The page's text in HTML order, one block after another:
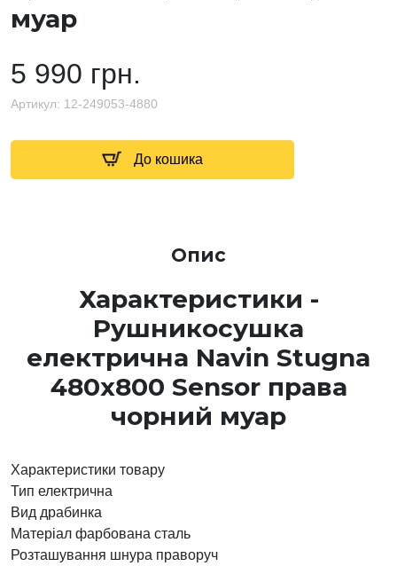
муар
5 990 грн.
Артикул: 12-249053-4880
До кошика
Опис
Характеристики -
Рушникосушка
електрична Navin Stugna
480х800 Sensor права
чорний муар
Характеристики товару
Тип електрична
Вид драбинка
Матеріал фарбована сталь
Розташування шнура праворуч